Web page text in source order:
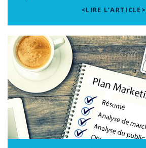
<LIRE L’ARTICLE>